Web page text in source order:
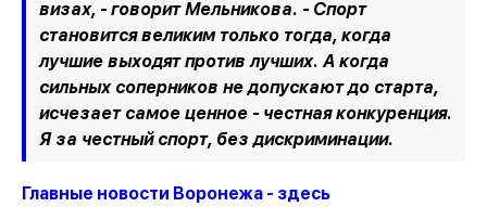
визах, - говорит Мельникова. - Спорт
становится великим только тогда, когда
лучшие выходят против лучших. А когда
сильных соперников не допускают до старта,
исчезает самое ценное - честная конкуренция.
Я за честный спорт, без дискриминации.
Главные новости Воронежа - здесь